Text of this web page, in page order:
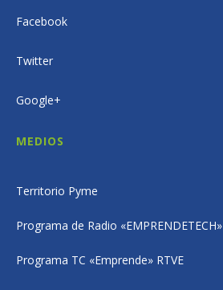
Facebook
Twitter
Google+
MEDIOS
Territorio Pyme
Programa de Radio «EMPRENDETECH»
Programa TC «Emprende» RTVE